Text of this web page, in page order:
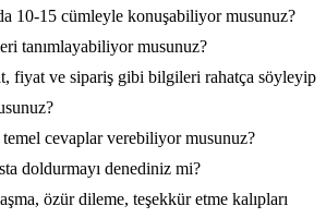
10-15 cümleyle konuşabiliyor musunuz?
tanımlayabiliyor musunuz?
fiyat ve sipariş gibi bilgileri rahatça söyleyip
temel cevaplar verebiliyor musunuz?
doldurmayı denediniz mi?
özür dileme, teşekkür etme kalıpları